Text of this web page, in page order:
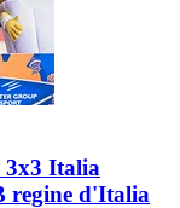
3x3 Italia
regine d'Italia